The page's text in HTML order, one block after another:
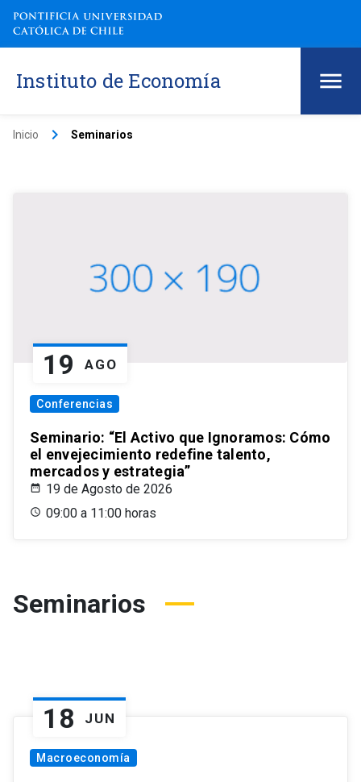
Instituto de Economía
Inicio keyboard_arrow_right Seminarios
19 AGO
Conferencias
Seminario: “El Activo que Ignoramos: Cómo
el envejecimiento redefine talento,
mercados y estrategia”
19 de Agosto de 2026
09:00 a 11:00 horas
Seminarios
18 JUN
Macroeconomía